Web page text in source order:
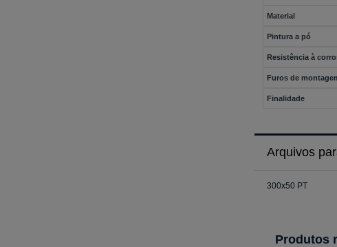
Material
Pintura a pó
Resistência à
Furos de
Finalidade
Arquivos
300x50 PT
Produtos